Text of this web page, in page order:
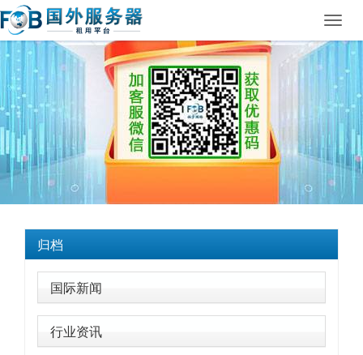
归档
国际新闻
行业资讯